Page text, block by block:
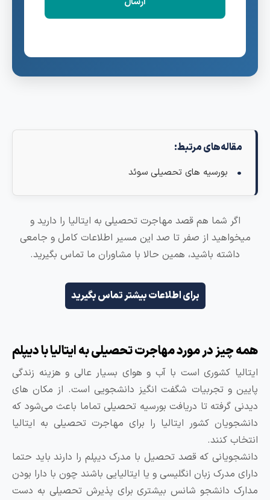
مقاله‌های مرتبط:
بورسیه های تحصیلی سوئد
اگر شما هم قصد مهاجرت تحصیلی به ایتالیا را دارید و
میخواهید از صفر تا صد این مسیر اطلاعات کامل و جامعی
داشته باشید، همین حالا با مشاوران ما تماس بگیرید.
برای اطلاعات بیشتر تماس بگیرید
چیز در مورد مهاجرت تحصیلی به ایتالیا با دیپلم
کشوری است با آب و هوای بسیار عالی و هزینه زندگی
و تجربیات شگفت انگیز دانشجویی است. از مکان های
گرفته تا دریافت بورسیه تحصیلی تماما باعث می‌شود که
کشور ایتالیا را برای مهاجرت تحصیلی به ایتالیا
کنند.
که قصد تحصیل با مدرک دیپلم را دارند باید حتما
مدرک زبان انگلیسی و یا ایتالیایی باشند چون با دارا بودن
دانشجو شانس بیشتری برای پذیرش تحصیلی به دست